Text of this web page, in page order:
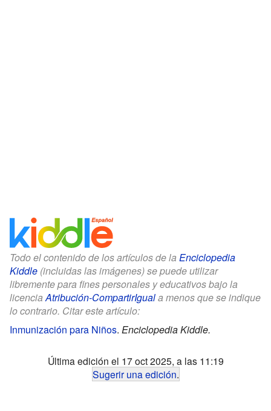
Todo el contenido de los artículos de la Enciclopedia
Kiddle (incluidas las imágenes) se puede utilizar
libremente para fines personales y educativos bajo la
licenciaAtribución-CompartirIguala menos que se indique
lo contrario. Citar este artículo:
Inmunización para Niños. Enciclopedia Kiddle.
Última edición el 17 oct 2025, a las 11:19
Sugerir una edición.